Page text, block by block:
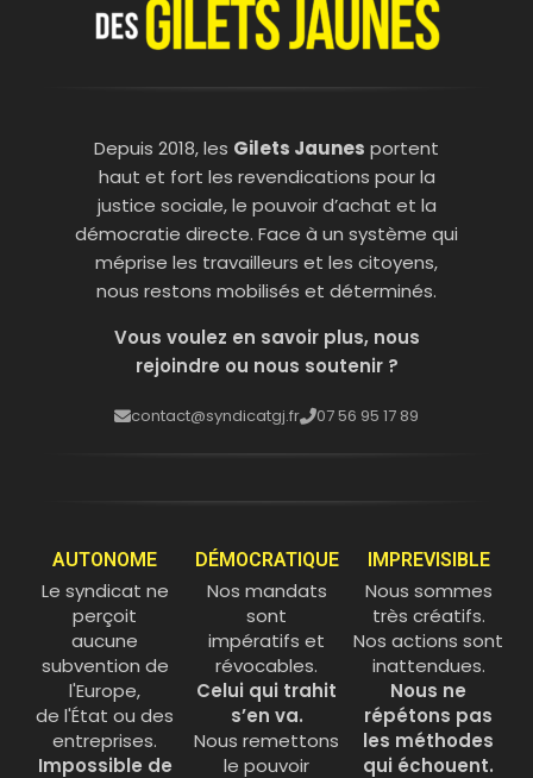
Depuis 2018, les Gilets Jaunes portent
haut et fort les revendications pour la
justice sociale, le pouvoir d’achat et la
démocratie directe. Face à un système qui
méprise les travailleurs et les citoyens,
nous restons mobilisés et déterminés.
Vous voulez en savoir plus, nous
rejoindre ou nous soutenir ?
contact@syndicatgj.fr 07 56 95 17 89
AUTONOME
Le syndicat ne
perçoit
aucune
subvention de
l'Europe,
de l'État ou des
entreprises.
Impossible de
DÉMOCRATIQUE
Nos mandats
sont
impératifs et
révocables.
Celui qui trahit
s’en va.
Nous remettons
le pouvoir
IMPREVISIBLE
Nous sommes
très créatifs.
Nos actions sont
inattendues.
Nous ne
répétons pas
les méthodes
qui échouent.